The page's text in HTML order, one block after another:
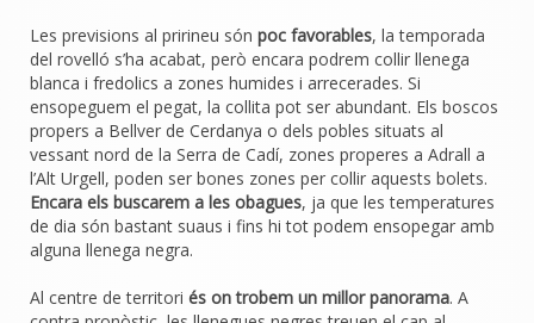
Les previsions al pririneu són poc favorables, la temporada
del rovelló s’ha acabat, però encara podrem collir llenega
blanca i fredolics a zones humides i arrecerades. Si
ensopeguem el pegat, la collita pot ser abundant. Els boscos
propers a Bellver de Cerdanya o dels pobles situats al
vessant nord de la Serra de Cadí, zones properes a Adrall a
l’Alt Urgell, poden ser bones zones per collir aquests bolets.
Encara els buscarem a les obagues, ja que les temperatures
de dia són bastant suaus i fins hi tot podem ensopegar amb
alguna llenega negra.
Al centre de territori és on trobem un millor panorama. A